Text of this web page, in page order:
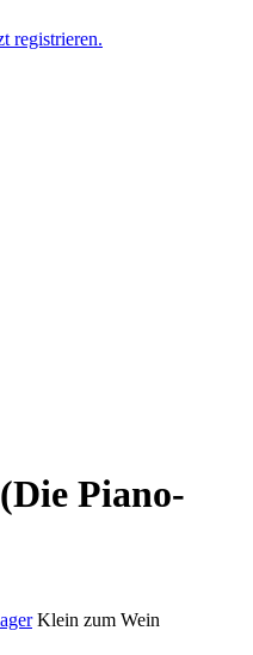
registrieren.
Piano-
Klein zum Wein